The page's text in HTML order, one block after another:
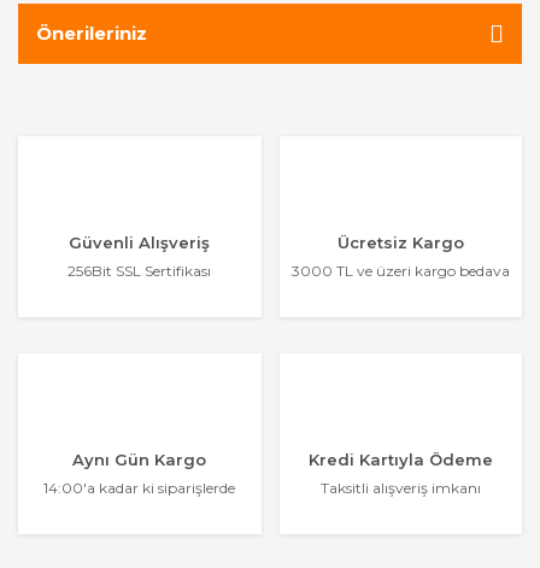
Önerileriniz
Güvenli Alışveriş
256Bit SSL Sertifikası
Ücretsiz Kargo
3000 TL ve üzeri kargo bedava
Aynı Gün Kargo
14:00'a kadar ki siparişlerde
Kredi Kartıyla Ödeme
Taksitli alışveriş imkanı